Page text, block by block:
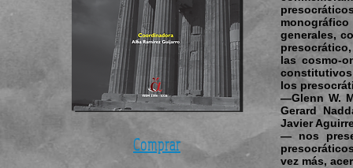
Comprar
generales,
las cosmo-
los
—Glenn W.
Gerard
Javier
— nos
vez más,